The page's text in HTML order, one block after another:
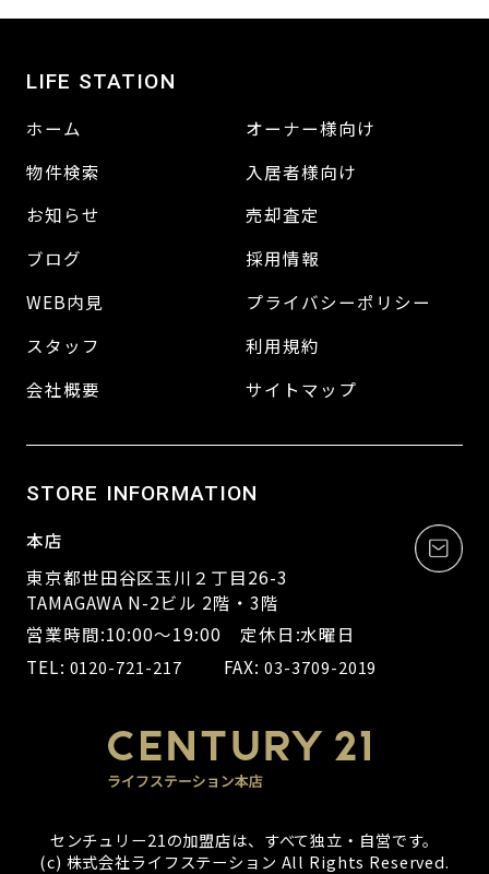
LIFE STATION
ホーム
物件検索
お知らせ
ブログ
WEB内見
スタッフ
会社概要
オーナー様向け
入居者様向け
売却査定
採用情報
プライバシーポリシー
利用規約
サイトマップ
STORE INFORMATION
本店
東京都世田谷区玉川２丁目26-3
TAMAGAWA N-2ビル 2階・3階
営業時間:10:00～19:00 定休日:水曜日
TEL: 0120-721-217 FAX:03-3709-2019
センチュリー21の加盟店は、すべて独立・自営です。
(c) 株式会社ライフステーション All Rights Reserved.